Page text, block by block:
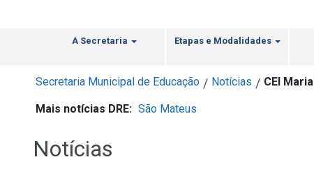
A Secretaria Etapas e Modalidades
Secretaria Municipal de Educação / Notícias / CEI
Mais notícias DRE: São Mateus
Notícias